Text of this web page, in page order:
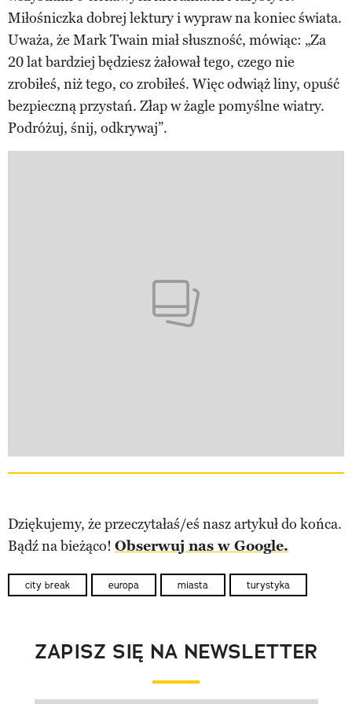
Miłośniczka dobrej lektury i wypraw na koniec świata.
Uważa, że Mark Twain miał słuszność, mówiąc: „Za
20 lat bardziej będziesz żałował tego, czego nie
zrobiłeś, niż tego, co zrobiłeś. Więc odwiąż liny, opuść
bezpieczną przystań. Złap w żagle pomyślne wiatry.
Podróżuj, śnij, odkrywaj”.
Dziękujemy, że przeczytałaś/eś nasz artykuł do końca.
Bądź na bieżąco! Obserwuj nas w Google.
city break europa miasta turystyka
ZAPISZ SIĘ NA NEWSLETTER